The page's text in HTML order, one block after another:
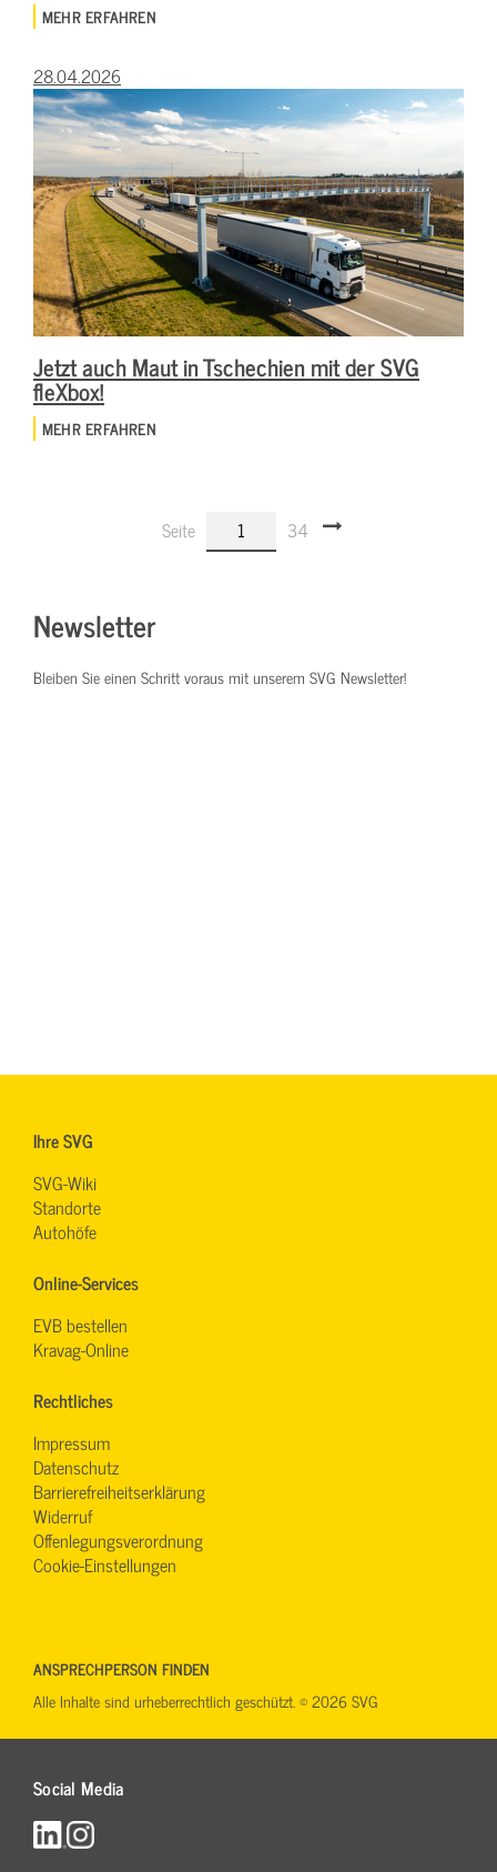
MEHR ERFAHREN
28.04.2026
Jetzt auch Maut in Tschechien mit der SVG
fleXbox!
MEHR ERFAHREN
Seite 1 34
Newsletter
Bleiben Sie einen Schritt voraus mit unserem SVG Newsletter!
Ihre SVG
SVG-Wiki
Standorte
Autohöfe
Online-Services
EVB bestellen
Kravag-Online
Rechtliches
Impressum
Datenschutz
Barrierefreiheitserklärung
Widerruf
Offenlegungsverordnung
Cookie-Einstellungen
Social Media
ANSPRECHPERSON FINDEN
Alle Inhalte sind urheberrechtlich geschützt. © 2026 SVG